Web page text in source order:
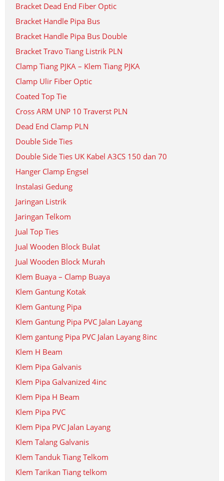
Bracket Dead End Fiber Optic
Bracket Handle Pipa Bus
Bracket Handle Pipa Bus Double
Bracket Travo Tiang Listrik PLN
Clamp Tiang PJKA – Klem Tiang PJKA
Clamp Ulir Fiber Optic
Coated Top Tie
Cross ARM UNP 10 Traverst PLN
Dead End Clamp PLN
Double Side Ties
Double Side Ties UK Kabel A3CS 150 dan 70
Hanger Clamp Engsel
Instalasi Gedung
Jaringan Listrik
Jaringan Telkom
Jual Top Ties
Jual Wooden Block Bulat
Jual Wooden Block Murah
Klem Buaya – Clamp Buaya
Klem Gantung Kotak
Klem Gantung Pipa
Klem Gantung Pipa PVC Jalan Layang
Klem gantung Pipa PVC Jalan Layang 8inc
Klem H Beam
Klem Pipa Galvanis
Klem Pipa Galvanized 4inc
Klem Pipa H Beam
Klem Pipa PVC
Klem Pipa PVC Jalan Layang
Klem Talang Galvanis
Klem Tanduk Tiang Telkom
Klem Tarikan Tiang telkom